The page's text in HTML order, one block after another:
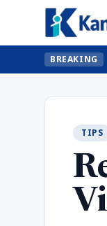
BREAKING
TIPS